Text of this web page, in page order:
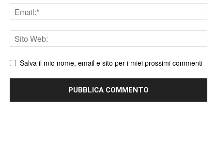
Email
Sito
web
Salva il mio nome, email e sito per i miei prossimi commenti